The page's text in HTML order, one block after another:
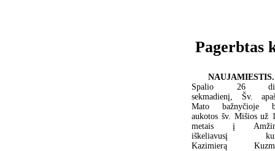
Pagerbtas
NAUJAMIESTIS.
Spalio 26
sekmadienį, Šv.
Mato bažnyčioje
aukotos šv. Mišios už
metais į
iškeliavusį
Kazimierą